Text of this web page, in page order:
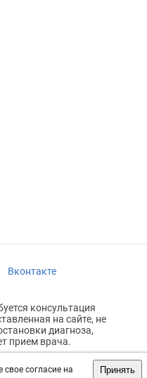
согласие на
Принять
Вконтакте
консультация
на сайте, не
диагноза,
прием врача.